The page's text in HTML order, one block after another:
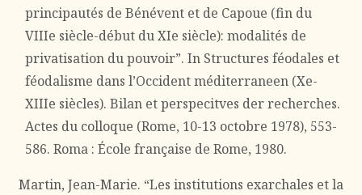
principautés de Bénévent et de Capoue (fin du
VIIIe siècle-début du XIe siècle): modalités de
privatisation du pouvoir”. In Structures féodales et
féodalisme dans l’Occident méditerraneen (Xe-
XIIIe siècles). Bilan et perspecitves der recherches.
Actes du colloque (Rome, 10-13 octobre 1978), 553-
586. Roma : École française de Rome, 1980.
Martin, Jean-Marie. “Les institutions exarchales et la